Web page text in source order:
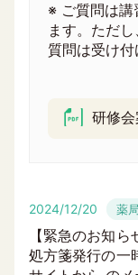
※ ご質問は
ます。ただ
質問は受け付
研修
2024/12/20 薬
【緊急のお知
処方箋発行の一